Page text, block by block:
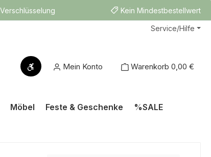
Kein Mindestbestellwert
Service/Hilfe
Werkzeugleiste anzeigen
Mein Konto Warenkorb 0,00 €
Möbel Feste & Geschenke %SALE